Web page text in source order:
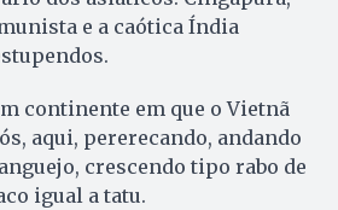
e a caótica Índia
continente em que o Vietnã
aqui, pererecando, andando
crescendo tipo rabo de
igual a tatu.